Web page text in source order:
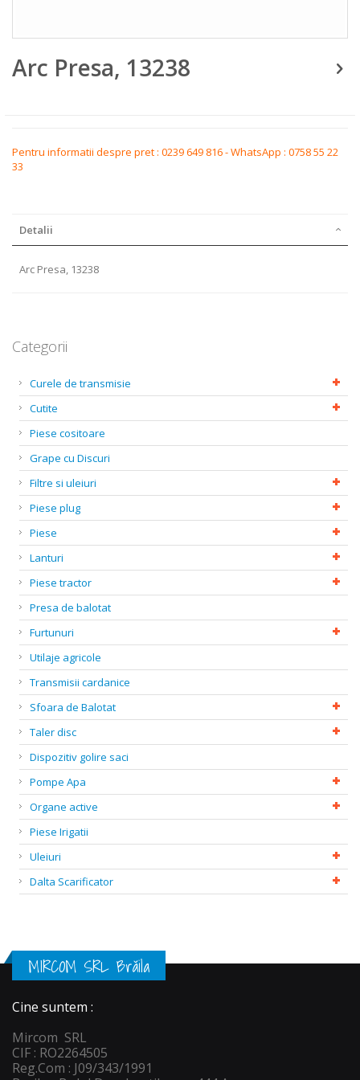
to
the
gallery
Arc Presa, 13238
Pentru informatii despre pret : 0239 649 816 - WhatsApp : 0758 55 22
33
Detalii
Arc Presa, 13238
Categorii
Curele de transmisie
Cutite
Piese cositoare
Grape cu Discuri
Filtre si uleiuri
Piese plug
Piese
Lanturi
Piese tractor
Presa de balotat
Furtunuri
Utilaje agricole
Transmisii cardanice
Sfoara de Balotat
Taler disc
Dispozitiv golire saci
Pompe Apa
Organe active
Piese Irigatii
Uleiuri
Dalta Scarificator
MIRCOM SRL Brăila
Cine suntem :
Mircom SRL
CIF : RO2264505
Reg.Com : J09/343/1991